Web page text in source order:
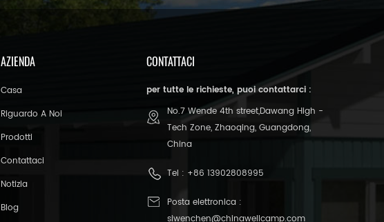
AZIENDA
Casa
Riguardo A Noi
Prodotti
Contattaci
Notizia
Blog
CONTATTACI
per tutte le richieste, puoi contattarci :
No.7 Wende 4th street,Dawang High -
Tech Zone, Zhaoqing, Guangdong,
China
Tel : +86 13902808995
Posta elettronica :
siwenchen@chinawellcamp.com